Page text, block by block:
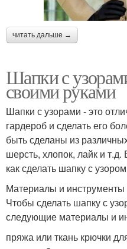
читать дальше →
Шапки с
своими руками
Шапки с узорами - это
гардероб и сделать его
быть сделаны из
шерсть, хлопок, лайк и
как сделать шапку с
Материалы и инструменты
Чтобы сделать шапку с
следующие материалы и
пряжа или ткань крючки